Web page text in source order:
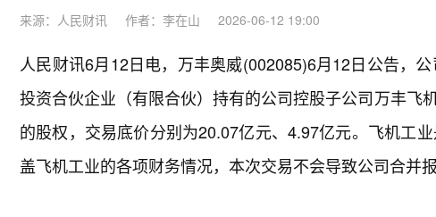
来源：人民财讯 作者：李在山 2026-06-12 19:00
人民财讯6月12日电， 万丰奥威(002085)6月12日公告，
投资合伙企业（有限合伙）持有的公司控股子公司万丰飞
的股权，交易底价分别为20.07亿元、4.97亿元。飞机工
盖飞机工业的各项财务情况，本次交易不会导致公司合并